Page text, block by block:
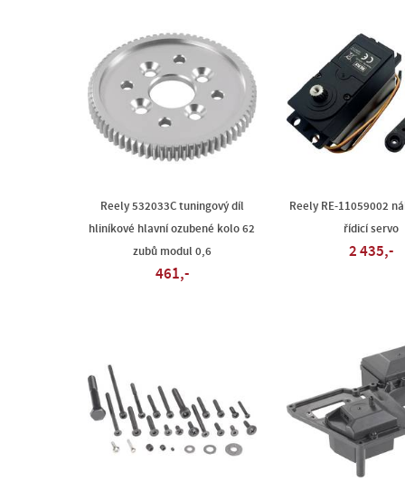
Reely 532033C tuningový díl
hliníkové hlavní ozubené kolo 62
zubů modul 0,6
461,-
Reely RE-11059002
řídicí servo
2 435,-